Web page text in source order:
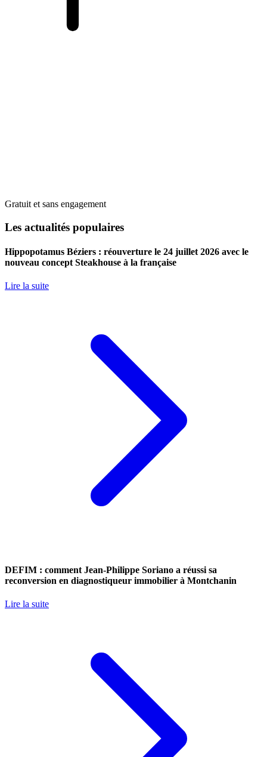
Gratuit et sans engagement
Les actualités populaires
Hippopotamus Béziers : réouverture le 24 juillet 2026 avec le
nouveau concept Steakhouse à la française
Lire la suite
DEFIM : comment Jean-Philippe Soriano a réussi sa
reconversion en diagnostiqueur immobilier à Montchanin
Lire la suite